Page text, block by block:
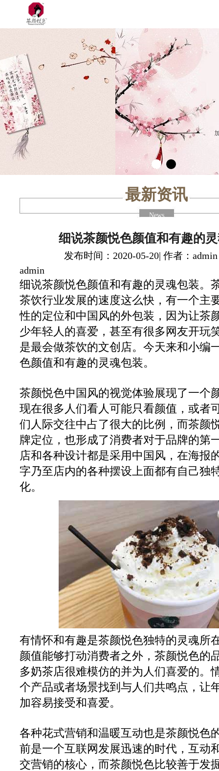
最新资讯
News
细说茶颜悦色颜值和有趣的
发布时间：2020-05-20| 作者：
admin
细说茶颜悦色颜值和有趣的灵魂包装。
茶饮行业发展的速度这么快，有一个主
性的定位和中国风的外包装，因为让茶
少年轻人的喜爱，甚至有很多网友开玩
是最会做茶饮的文创店。今天来和小编
色颜值和有趣的灵魂包装。
茶颜悦色中国风的视觉体验展现了一个
现在很多人们看人可能只看颜值，或者
们人际交往中占了很大的比例，而茶颜
牌定位，也形成了消费者对于品牌的第
店和各种设计都是采用中国风，在海报
字乃至店内的各种摆设上面都有自己独
化。
有情怀和有趣是茶颜悦色独特的灵魂所
颜值能够打动消费者之外，茶颜悦色的
多奶茶店很难模仿的并为人们喜爱的。
个产品或者场景找到与人们共鸣点，让
加容易接受和喜爱。
各种花式营销和温暖互动也是茶颜悦色
前是一个互联网发展迅速的时代，互动
交营销的核心，而茶颜悦色比较善于发